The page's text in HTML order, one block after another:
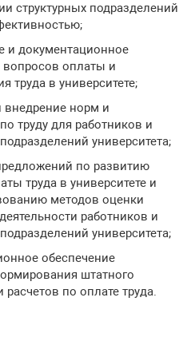
структурных подразделений
и документационное
вопросов оплаты и
труда в университете;
внедрение норм и
труду для работников и
университета;
по развитию
труда в университете и
методов оценки
работников и
университета;
обеспечение
штатного
расчетов по оплате труда.